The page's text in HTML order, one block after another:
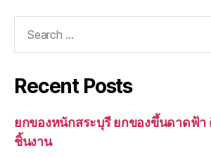
Recent Posts
ยกของหนักสระบุรี ยกของขึ้นดาดฟ้า
ชิ้นงาน